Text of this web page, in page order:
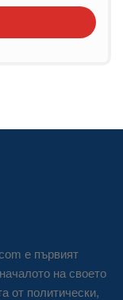
е първият
на своето
от политически,